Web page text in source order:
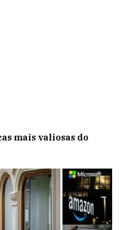
mais valiosas do